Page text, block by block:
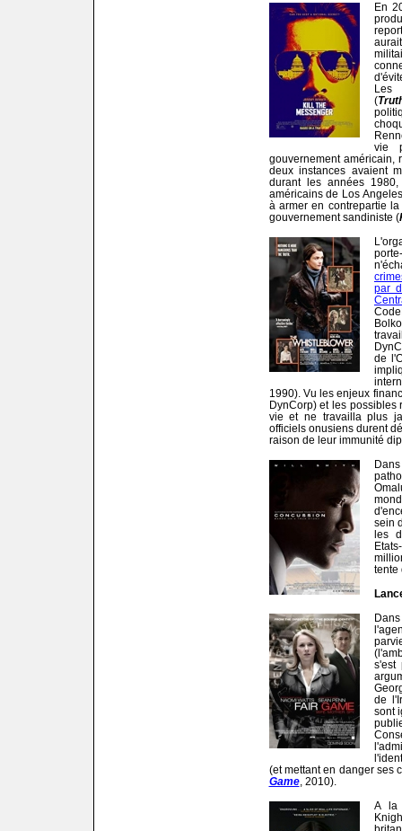
En
Les
(
vie
gouvernement américain,
deux instances avaient
durant les années
américains de Los
à armer en contrepartie
gouvernement sandiniste (
par
de
1990). Vu les enjeux
DynCorp) et les
vie et ne travailla plus
officiels onusiens durent
raison de leur immunité
sein
les
tente
s'est
de
sont
(et mettant en danger ses
Game, 2010).
A la